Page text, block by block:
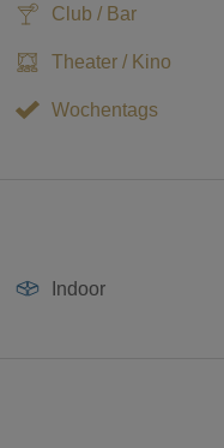
Club / Bar
Theater / Kino
Wochentags
Indoor